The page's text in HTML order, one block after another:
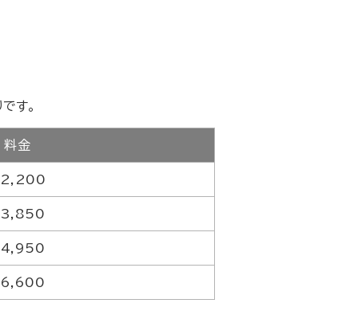
す。
料金